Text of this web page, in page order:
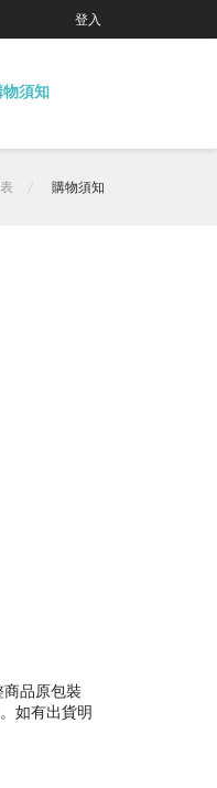
登入
物須知
購物須知
商品原包裝
如有出貨明